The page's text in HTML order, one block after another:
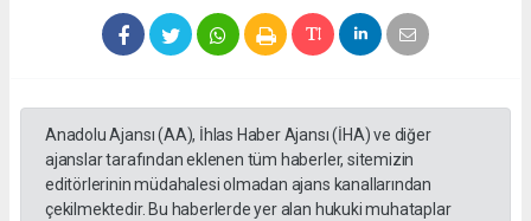
Anadolu Ajansı (AA), İhlas Haber Ajansı (İHA) ve diğer
ajanslar tarafından eklenen tüm haberler, sitemizin
editörlerinin müdahalesi olmadan ajans kanallarından
çekilmektedir. Bu haberlerde yer alan hukuki muhataplar